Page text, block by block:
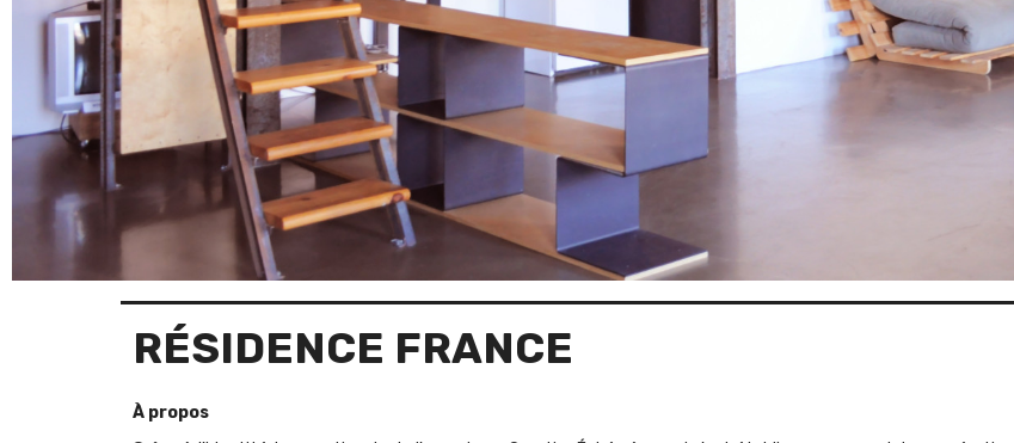
RÉSIDENCE FRANCE
À propos